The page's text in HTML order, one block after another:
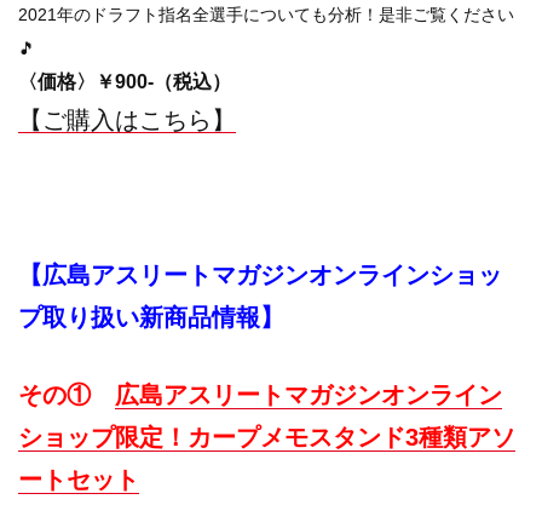
2021年のドラフト指名全選手についても分析！是非ご覧ください
🎵
〈価格〉￥900-（税込）
【ご購入はこちら】
【広島アスリートマガジンオンラインショッ
プ取り扱い新商品情報】
その① 広島アスリートマガジンオンライン
ショップ限定！カープメモスタンド3種類アソ
ートセット